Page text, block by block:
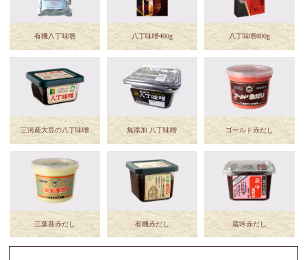
有機八丁味噌 八丁味噌400g 八丁味噌800g
三河産大豆の八丁味噌 無添加 八丁味噌 ゴールド赤だし
三葉葵赤だし 有機赤だし 蔵吟赤だし